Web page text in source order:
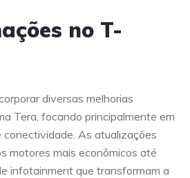
no T-
diversas melhorias
Tera, focando principalmente em
As atualizações
motores mais econômicos até
infotainment que transformam a